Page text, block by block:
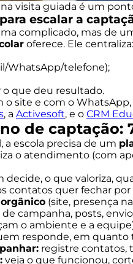
visita guiada é um
escalar a
complicado, mas de
oferece. Ele centraliza:
WhatsApp/telefone);
o que deu resultado.
o site e com o
, a Activesoft, e o CRM
de captação:
a escola precisa de um
o atendimento (com
decide, o que valoriza,
contatos quer fechar
orgânico (site, presença
campanha, posts,
o ambiente e a
responde, em quanto
registre contatos,
veja o que funcionou,